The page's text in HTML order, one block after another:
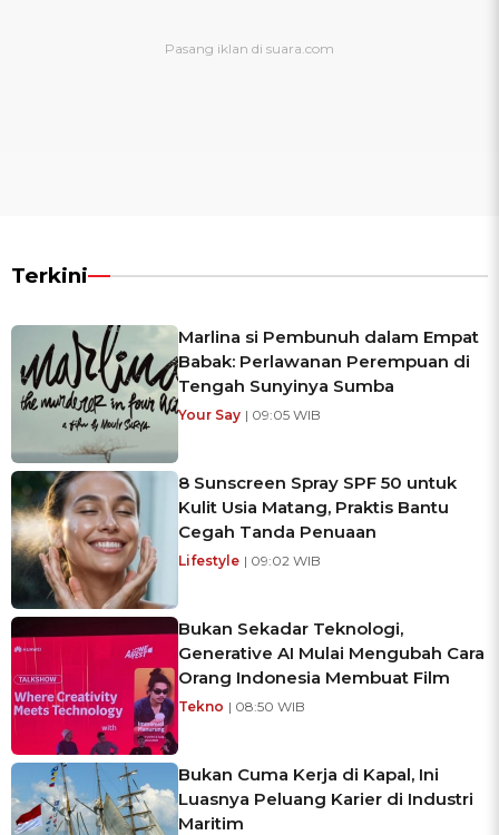
Terkini
Marlina si Pembunuh dalam Empat
Babak: Perlawanan Perempuan di
Tengah Sunyinya Sumba
Your Say | 09:05 WIB
8 Sunscreen Spray SPF 50 untuk
Kulit Usia Matang, Praktis Bantu
Cegah Tanda Penuaan
Lifestyle | 09:02 WIB
Bukan Sekadar Teknologi,
Generative AI Mulai Mengubah Cara
Orang Indonesia Membuat Film
Tekno | 08:50 WIB
Bukan Cuma Kerja di Kapal, Ini
Luasnya Peluang Karier di Industri
Maritim